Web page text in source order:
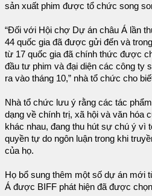
sản xuất phim được tổ chức song
“Đối với Hội chợ Dự án châu Á lần
44 quốc gia đã được gửi đến và
từ 17 quốc gia đã chính thức được
đầu tư phim và đại diện các công ty
ra vào tháng 10,” nhà tổ chức cho
Nhà tổ chức lưu ý rằng các tác
dạng về chính trị, xã hội và văn hóa
khác nhau, đang thu hút sự chú ý vì
quyền tự do ngôn luận trong khi
của họ.
Họ bổ sung thêm một số dự án mới
Á được BIFF phát hiện đã được